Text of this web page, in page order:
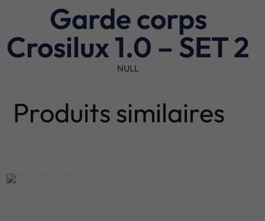
Garde corps
Crosilux 1.0 – SET 2
NULL
Produits similaires